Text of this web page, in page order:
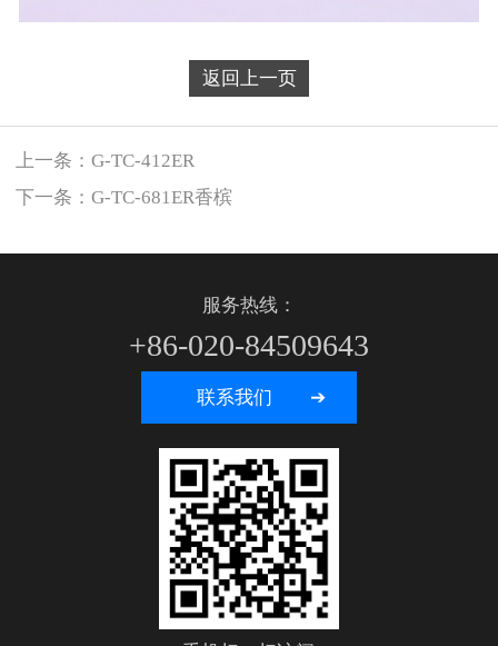
返回上一页
上一条： G-TC-412ER
下一条： G-TC-681ER香槟
服务热线：
+86-020-84509643
联系我们 ➔